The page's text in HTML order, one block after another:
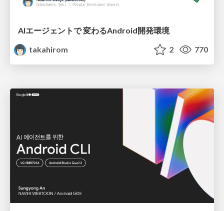
AIエージェントで 変わるAndroid開発環境
takahirom
2 770